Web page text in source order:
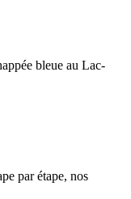
bleue au Lac-
par étape, nos